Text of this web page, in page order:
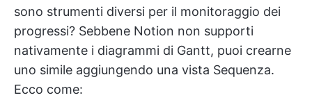
sono strumenti diversi per il monitoraggio dei
progressi? Sebbene Notion non supporti
nativamente i diagrammi di Gantt, puoi crearne
uno simile aggiungendo una vista Sequenza.
Ecco come: